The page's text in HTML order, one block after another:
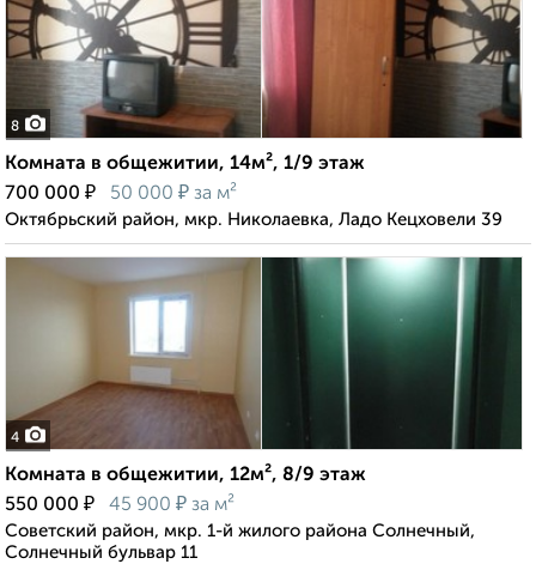
8
Комната в общежитии, 14м², 1/9 этаж
700 000 ₽ 50 000 ₽ за м²
Октябрьский район, мкр. Николаевка, Ладо Кецховели 39
4
Комната в общежитии, 12м², 8/9 этаж
550 000 ₽ 45 900 ₽ за м²
Советский район, мкр. 1-й жилого района Солнечный,
Солнечный бульвар 11